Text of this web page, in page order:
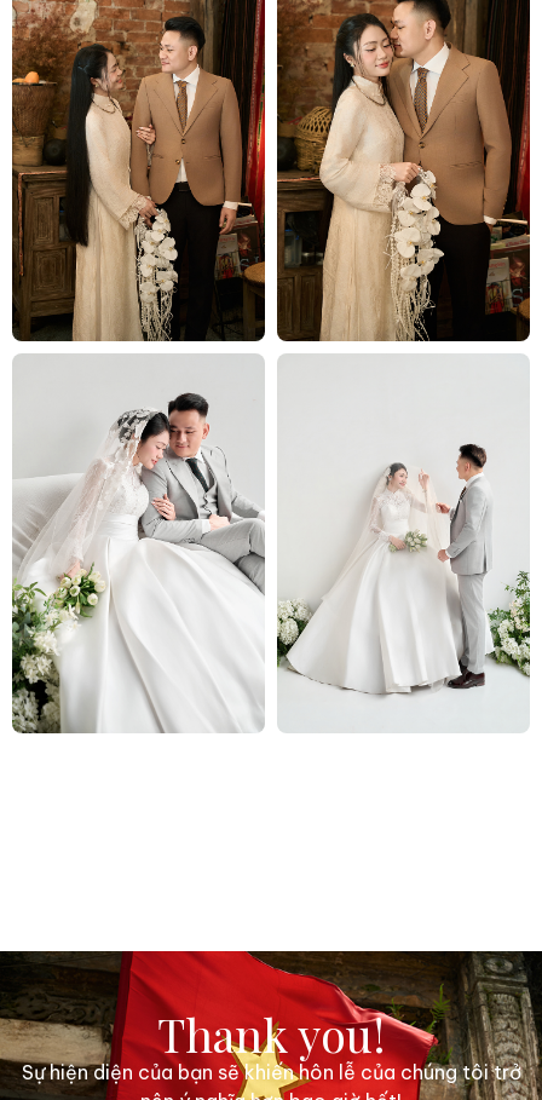
Thank you!
Sự hiện diện của bạn sẽ khiến hôn lễ của chúng tôi trở